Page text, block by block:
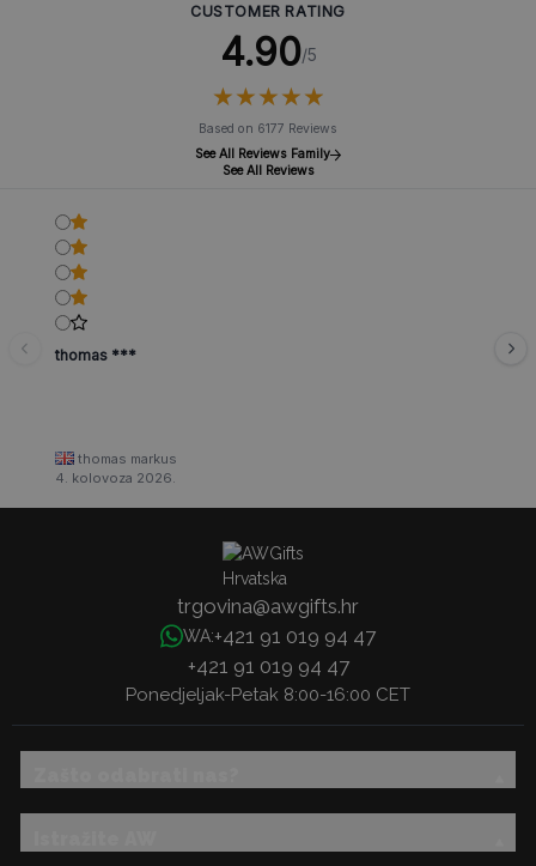
CUSTOMER RATING
4.90/5
★★★★★
★★★★★
Based on 6177 Reviews
See All Reviews Family
See All Reviews
thomas ***
thomas markus
4. kolovoza 2026.
trgovina@awgifts.hr
WA:+421 91 019 94 47
+421 91 019 94 47
Ponedjeljak-Petak 8:00-16:00 CET